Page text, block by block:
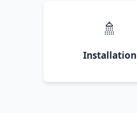
🚿
Installation